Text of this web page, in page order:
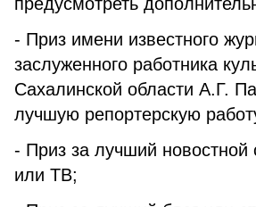
- Приз имени известного
заслуженного работника
Сахалинской области А.Г.
лучшую репортерскую
- Приз за лучший
или ТВ;